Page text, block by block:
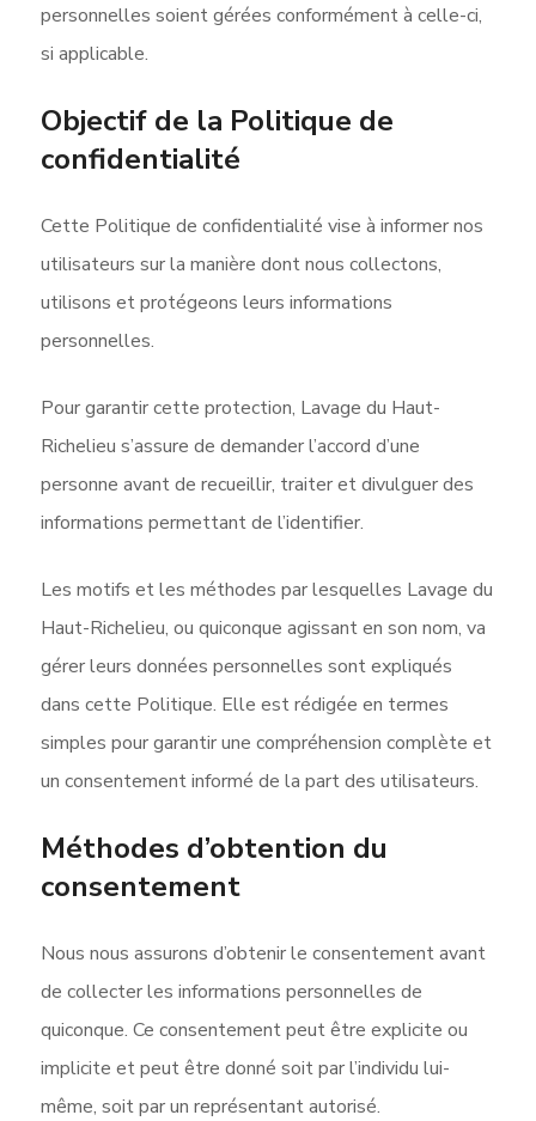
personnelles soient gérées conformément à celle-ci,
si applicable.
Objectif de la Politique de
confidentialité
Cette Politique de confidentialité vise à informer nos
utilisateurs sur la manière dont nous collectons,
utilisons et protégeons leurs informations
personnelles.
Pour garantir cette protection, Lavage du Haut-
Richelieu s’assure de demander l’accord d’une
personne avant de recueillir, traiter et divulguer des
informations permettant de l’identifier.
Les motifs et les méthodes par lesquelles Lavage du
Haut-Richelieu, ou quiconque agissant en son nom, va
gérer leurs données personnelles sont expliqués
dans cette Politique. Elle est rédigée en termes
simples pour garantir une compréhension complète et
un consentement informé de la part des utilisateurs.
Méthodes d’obtention du
consentement
Nous nous assurons d’obtenir le consentement avant
de collecter les informations personnelles de
quiconque. Ce consentement peut être explicite ou
implicite et peut être donné soit par l’individu lui-
même, soit par un représentant autorisé.